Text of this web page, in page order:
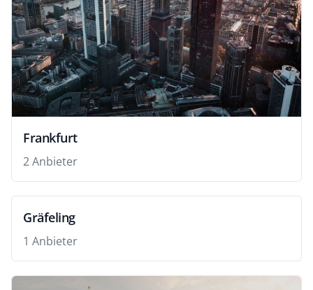
Frankfurt
2 Anbieter
Gräfeling
1 Anbieter